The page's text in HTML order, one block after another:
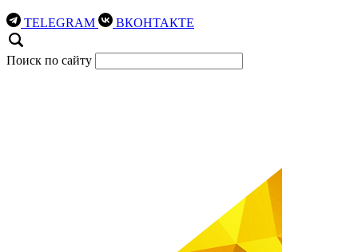
TELEGRAM ВКОНТАКТЕ
Поиск по сайту